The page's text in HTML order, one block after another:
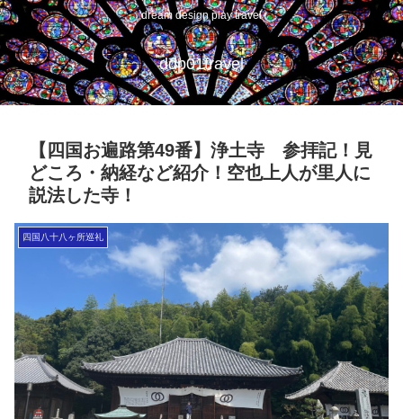
dream design play travel
ddp01travel
【四国お遍路第49番】浄土寺 参拝記！見
どころ・納経など紹介！空也上人が里人に
説法した寺！
四国八十八ヶ所巡礼